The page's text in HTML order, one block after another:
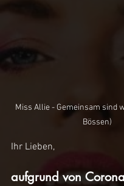
Miss Allie - Gemeinsam sind
Bössen)
Ihr Lieben,
aufgrund von